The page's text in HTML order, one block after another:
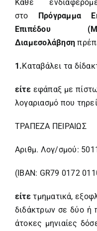
Κάθε
στο Πρόγραμμα
Επιπέδου
Διαμεσολάβηση
1.Καταβάλει τα
είτεεφάπαξ με
λογαριασμό που
ΤΡΑΠΕΖΑ ΠΕΙΡΑΙΩΣ
Αριθμ. Λογ/σμού:
(ΙΒΑΝ: GR79 0172
είτετμηματικά,
διδάκτρων σε δύο ή
άτοκες μηνιαίες